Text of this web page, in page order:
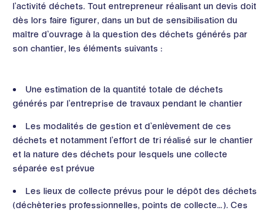
l’activité déchets. Tout entrepreneur réalisant un devis doit
dès lors faire figurer, dans un but de sensibilisation du
maître d’ouvrage à la question des déchets générés par
son chantier, les éléments suivants :
Une estimation de la quantité totale de déchets
générés par l’entreprise de travaux pendant le chantier
Les modalités de gestion et d’enlèvement de ces
déchets et notamment l’effort de tri réalisé sur le chantier
et la nature des déchets pour lesquels une collecte
séparée est prévue
Les lieux de collecte prévus pour le dépôt des déchets
(déchèteries professionnelles, points de collecte…). Ces